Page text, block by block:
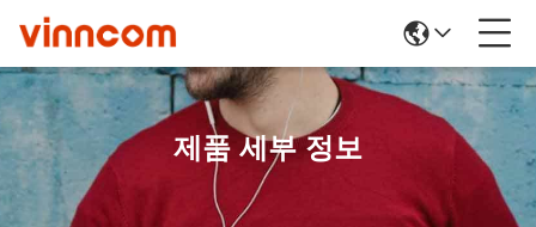
제품 세부 정보